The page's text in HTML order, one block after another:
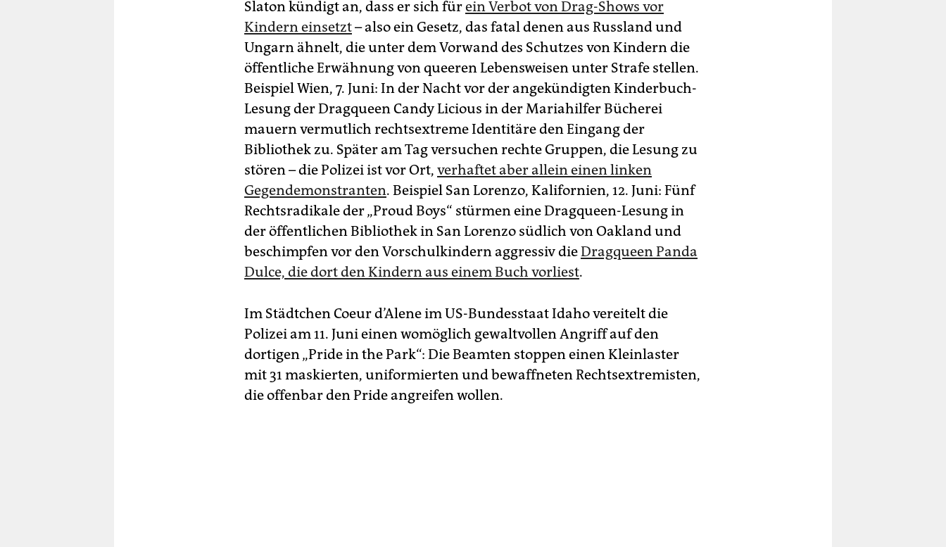
Slaton kündigt an, dass er sich fürein Verbot von Drag-Shows vor
Kindern einsetzt– also ein Gesetz, das fatal denen aus Russland und
Ungarn ähnelt, die unter dem Vorwand des Schutzes von Kindern die
öffentliche Erwähnung von queeren Lebensweisen unter Strafe stellen.
Beispiel Wien, 7. Juni: In der Nacht vor der angekündigten Kinderbuch-
Lesung der Dragqueen Candy Licious in der Mariahilfer Bücherei
mauern vermutlich rechtsextreme Identitäre den Eingang der
Bibliothek zu. Später am Tag versuchen rechte Gruppen, die Lesung zu
stören – die Polizei ist vor Ort, verhaftet aber allein einen linken
Gegendemonstranten. Beispiel San Lorenzo, Kalifornien, 12. Juni: Fünf
Rechtsradikale der „Proud Boys“ stürmen eine Dragqueen-Lesung in
der öffentlichen Bibliothek in San Lorenzo südlich von Oakland und
beschimpfen vor den Vorschulkindern aggressiv dieDragqueen Panda
Dulce, die dort den Kindern aus einem Buch vorliest.
Im Städtchen Coeur d’Alene im US-Bundesstaat Idaho vereitelt die
Polizei am 11. Juni einen womöglich gewaltvollen Angriff auf den
dortigen „Pride in the Park“: Die Beamten stoppen einen Kleinlaster
mit 31 maskierten, uniformierten und bewaffneten Rechtsextremisten,
die offenbar den Pride angreifen wollen.